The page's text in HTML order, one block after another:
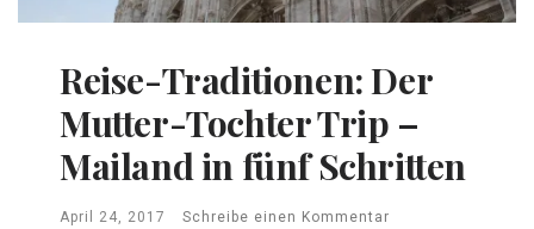
Reise-Traditionen: Der
Mutter-Tochter Trip –
Mailand in fünf Schritten
April 24, 2017 Schreibe einen Kommentar